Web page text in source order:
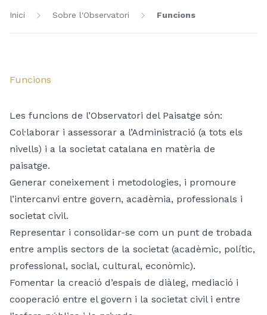
Inici Sobre l'Observatori Funcions
Funcions
Les funcions de l’Observatori del Paisatge són:
Col·laborar i assessorar a l’Administració (a tots els
nivells) i a la societat catalana en matèria de
paisatge.
Generar coneixement i metodologies, i promoure
l’intercanvi entre govern, acadèmia, professionals i
societat civil.
Representar i consolidar-se com un punt de trobada
entre amplis sectors de la societat (acadèmic, polític,
professional, social, cultural, econòmic).
Fomentar la creació d’espais de diàleg, mediació i
cooperació entre el govern i la societat civil i entre